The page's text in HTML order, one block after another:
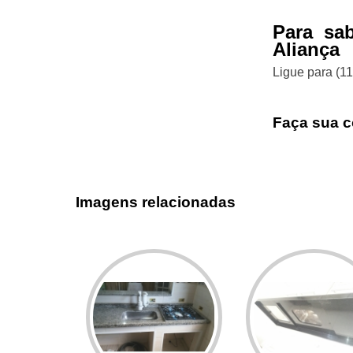
Para
Aliança
Ligue para
Faça sua
Imagens relacionadas